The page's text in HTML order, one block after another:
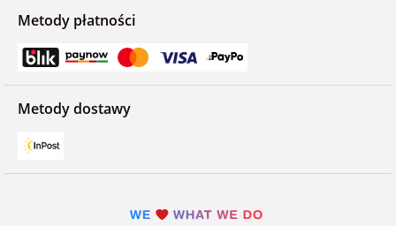
Metody płatności
Metody dostawy